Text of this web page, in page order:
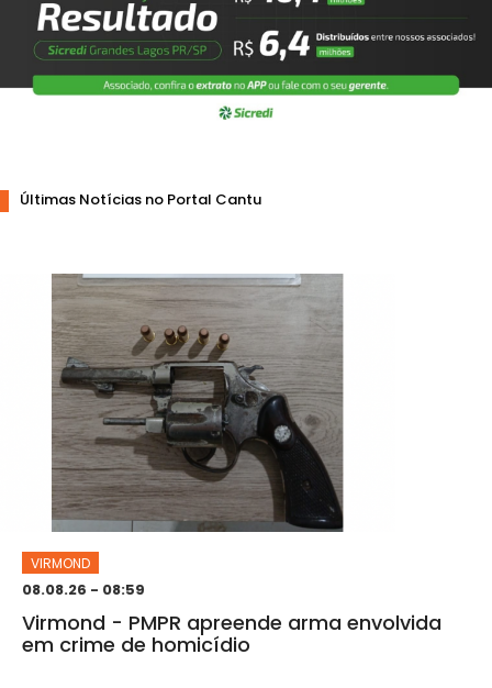
Últimas Notícias no Portal Cantu
VIRMOND
08.08.26 - 08:59
Virmond - PMPR apreende arma envolvida
em crime de homicídio